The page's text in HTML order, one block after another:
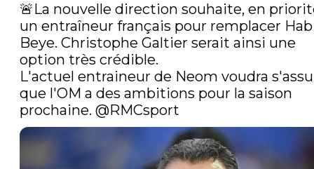
🚨La nouvelle direction souhaite, en
un entraîneur français pour remplacer
Beye. Christophe Galtier serait ainsi une
option très crédible.
L'actuel entraineur de Neom voudra
que l'OM a des ambitions pour la saison
prochaine. @RMCsport